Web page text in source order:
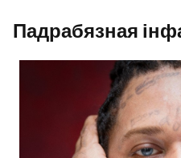
Падрабязная